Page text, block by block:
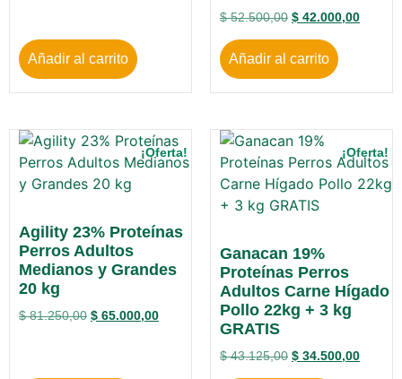
Añadir al carrito
$52.500,00 $ 42.000,00
Añadir al carrito
¡Oferta!
Agility 23% Proteínas
Perros Adultos
Medianos y Grandes
20 kg
$81.250,00 $ 65.000,00
¡Oferta!
Ganacan 19%
Proteínas Perros
Adultos Carne Hígado
Pollo 22kg + 3 kg
GRATIS
$43.125,00 $ 34.500,00